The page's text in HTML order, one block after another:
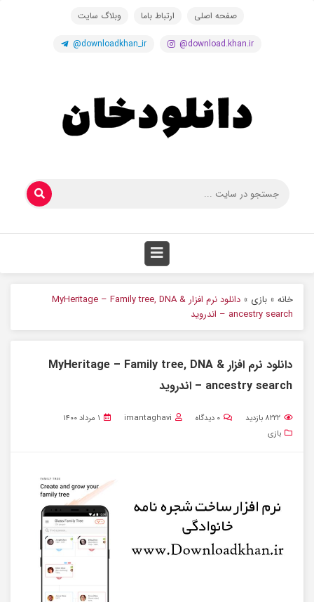
صفحه اصلی ارتباط باما وبلاگ سایت
@download.khan.ir
@downloadkhan_ir
خانه » بازی »
دانلود نرم افزار MyHeritage – Family tree, DNA &
ancestry search – اندروید
دانلود نرم افزار MyHeritage – Family tree, DNA &
ancestry search – اندروید
۸۲۲۲ بازدید ۰ دیدگاه imantaghavi
۱ مرداد ۱۴۰۰
بازی